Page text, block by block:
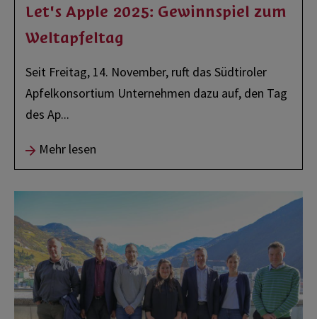
Let's Apple 2025: Gewinnspiel zum
Weltapfeltag
Seit Freitag, 14. November, ruft das Südtiroler
Apfelkonsortium Unternehmen dazu auf, den Tag
des Ap...
Mehr lesen